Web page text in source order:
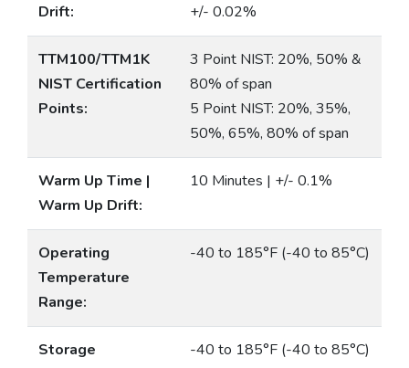
Drift: +/- 0.02%
TTM100/TTM1K
NIST Certification
Points:
3 Point NIST: 20%, 50% &
80% of span
5 Point NIST: 20%, 35%,
50%, 65%, 80% of span
Warm Up Time |
Warm Up Drift:
10 Minutes | +/- 0.1%
Operating
Temperature
Range:
-40 to 185°F (-40 to 85°C)
Storage
-40 to 185°F (-40 to 85°C)